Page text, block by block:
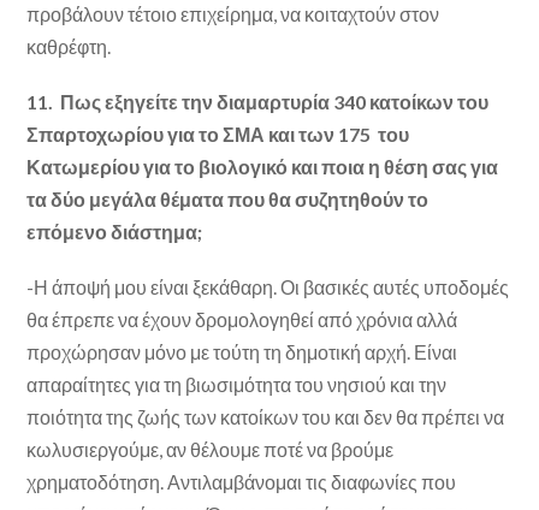
προβάλουν τέτοιο επιχείρημα, να κοιταχτούν στον
καθρέφτη.
11. Πως εξηγείτε την διαμαρτυρία 340 κατοίκων του
Σπαρτοχωρίου για το ΣΜΑ και των 175 του
Κατωμερίου για το βιολογικό και ποια η θέση σας για
τα δύο μεγάλα θέματα που θα συζητηθούν το
επόμενο διάστημα;
-Η άποψή μου είναι ξεκάθαρη. Οι βασικές αυτές υποδομές
θα έπρεπε να έχουν δρομολογηθεί από χρόνια αλλά
προχώρησαν μόνο με τούτη τη δημοτική αρχή. Είναι
απαραίτητες για τη βιωσιμότητα του νησιού και την
ποιότητα της ζωής των κατοίκων του και δεν θα πρέπει να
κωλυσιεργούμε, αν θέλουμε ποτέ να βρούμε
χρηματοδότηση. Αντιλαμβάνομαι τις διαφωνίες που